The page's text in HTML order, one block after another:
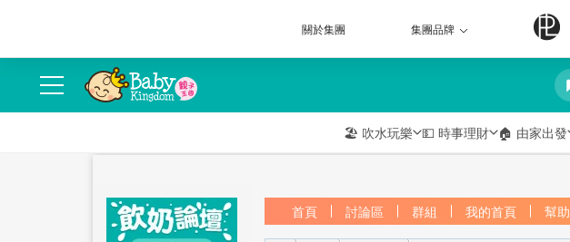
關於集團 集團品牌
🏖️ 吹水玩樂 💵 時事理財 🏠 由家出發
首頁 討論區 群組 我的首頁 幫助